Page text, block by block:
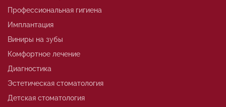
Профессиональная гигиена
Имплантация
Виниры на зубы
Комфортное лечение
Диагностика
Эстетическая стоматология
Детская стоматология